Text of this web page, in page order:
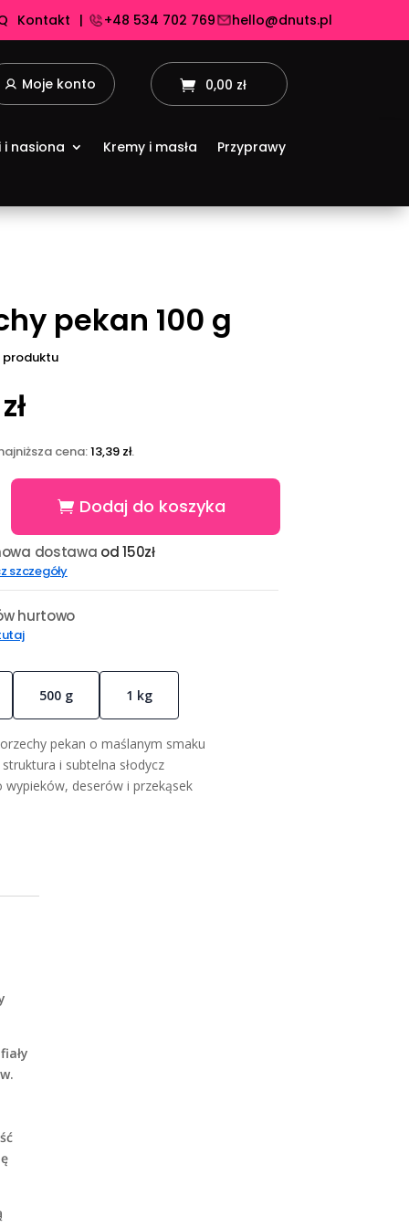
Kontakt | +48 534 702 769 hello@dnuts.pl
Moje konto 0,00 zł
i nasiona Kremy i masła Przyprawy
pekan 100 g
produktu
zł
cena:13,39 zł.
Dodaj do koszyka
dostawa od 150zł
szczegóły
hurtowo
500 g 1 kg
pekan o maślanym smaku
i subtelna słodycz
deserów i przekąsek